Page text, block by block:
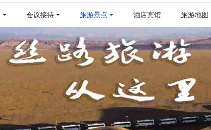
会议接待 旅游景点 酒店宾馆 旅游地图